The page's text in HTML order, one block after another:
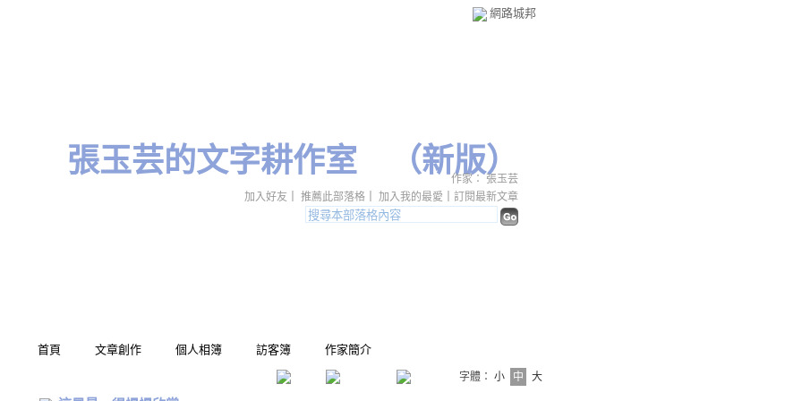
網路城邦
張玉芸的文字耕作室 （新版）
首頁 文章創作 個人相簿 訪客簿 作家簡介
加入好友 推薦此部落格 加入我的最愛 訂閱最新文章
作家： 張玉芸
字體： 小 中 大